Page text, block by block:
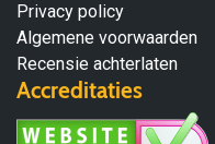
Privacy policy
Algemene voorwaarden
Recensie achterlaten
Accreditaties